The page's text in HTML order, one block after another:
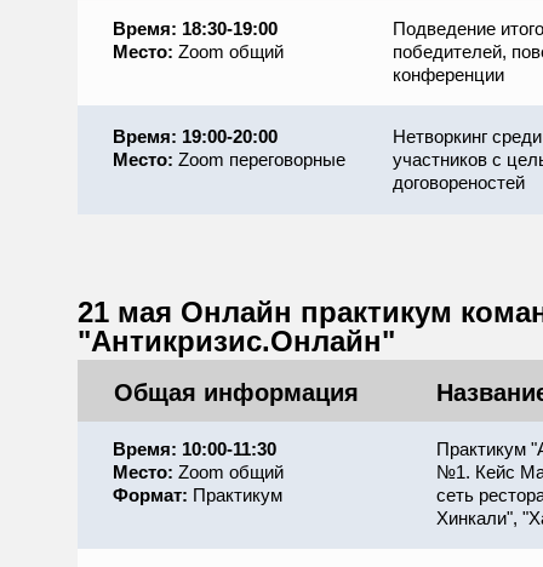
Время: 18:30-19:00
Место: Zoom общий
Подведение
победителей,
конференции
Время: 19:00-20:00
Место: Zoom переговорные
Нетворкинг
участников с
договореностей
21 мая Онлайн практикум
"Антикризис.Онлайн"
Время: 10:00-11:30
Место: Zoom общий
Формат: Практикум
Практикум
№1. Кейс
сеть
Хинкали",
Общая информация